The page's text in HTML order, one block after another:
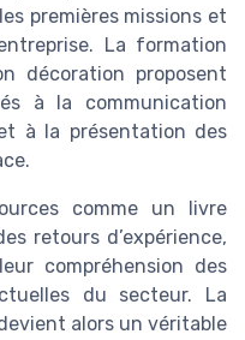
premières missions et
La formation
décoration proposent
à la communication
à la présentation des
comme un livre
retours d’expérience,
compréhension des
du secteur. La
alors un véritable